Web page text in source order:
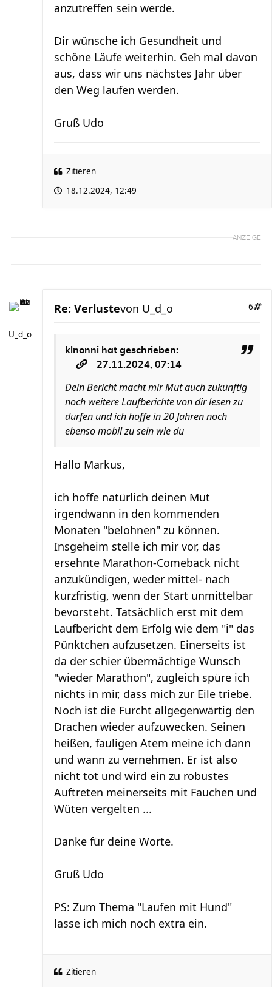
anzutreffen sein werde.
Dir wünsche ich Gesundheit und
schöne Läufe weiterhin. Geh mal davon
aus, dass wir uns nächstes Jahr über
den Weg laufen werden.
Gruß Udo
Zitieren
18.12.2024, 12:49
ANZEIGE
U_d_o
Re: Verluste 6
von U_d_o
klnonni hat geschrieben:
27.11.2024, 07:14
Dein Bericht macht mir Mut auch zukünftig
noch weitere Laufberichte von dir lesen zu
dürfen und ich hoffe in 20 Jahren noch
ebenso mobil zu sein wie du
Hallo Markus,
ich hoffe natürlich deinen Mut
irgendwann in den kommenden
Monaten "belohnen" zu können.
Insgeheim stelle ich mir vor, das
ersehnte Marathon-Comeback nicht
anzukündigen, weder mittel- nach
kurzfristig, wenn der Start unmittelbar
bevorsteht. Tatsächlich erst mit dem
Laufbericht dem Erfolg wie dem "i" das
Pünktchen aufzusetzen. Einerseits ist
da der schier übermächtige Wunsch
"wieder Marathon", zugleich spüre ich
nichts in mir, dass mich zur Eile triebe.
Noch ist die Furcht allgegenwärtig den
Drachen wieder aufzuwecken. Seinen
heißen, fauligen Atem meine ich dann
und wann zu vernehmen. Er ist also
nicht tot und wird ein zu robustes
Auftreten meinerseits mit Fauchen und
Wüten vergelten ...
Danke für deine Worte.
Gruß Udo
PS: Zum Thema "Laufen mit Hund"
lasse ich mich noch extra ein.
Zitieren